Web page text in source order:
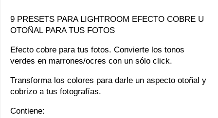
9 PRESETS PARA LIGHTROOM EFECTO COBRE U
OTOÑAL PARA TUS FOTOS
Efecto cobre para tus fotos. Convierte los tonos
verdes en marrones/ocres con un sólo click.
Transforma los colores para darle un aspecto otoñal y
cobrizo a tus fotografías.
Contiene: